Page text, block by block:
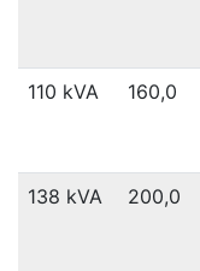
110 kVA
160,0
138 kVA
200,0